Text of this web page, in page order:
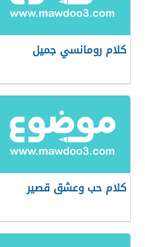
كلام رومانسي جميل
كلام حب وعشق قصير